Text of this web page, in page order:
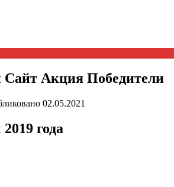
Акция Победители
02.05.2021
года